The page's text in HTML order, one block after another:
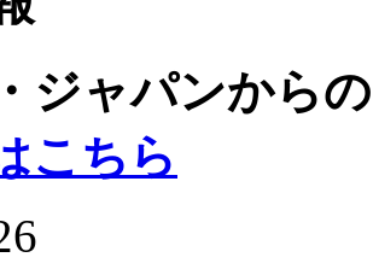
ジャパンから
こちら